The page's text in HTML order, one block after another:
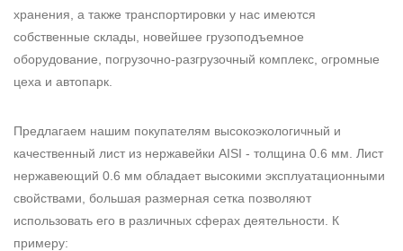
хранения, а также транспортировки у нас имеются
собственные склады, новейшее грузоподъемное
оборудование, погрузочно-разгрузочный комплекс, огромные
цеха и автопарк.
Предлагаем нашим покупателям высокоэкологичный и
качественный лист из нержавейки AISI - толщина 0.6 мм. Лист
нержавеющий 0.6 мм обладает высокими эксплуатационными
свойствами, большая размерная сетка позволяют
использовать его в различных сферах деятельности. К
примеру: